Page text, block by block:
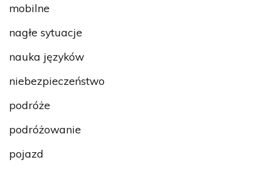
mobilne
nagłe sytuacje
nauka języków
niebezpieczeństwo
podróże
podróżowanie
pojazd